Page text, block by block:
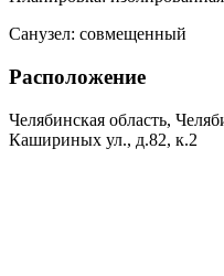
Санузел: совмещенный
Расположение
Челябинская область,
Кашириных ул., д.82, к.2